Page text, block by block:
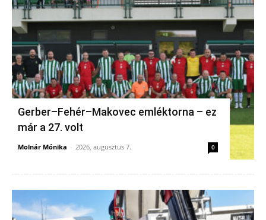
Gerber–Fehér–Makovec emléktorna – ez
már a 27. volt
Molnár Mónika - 2026, augusztus 7. 0